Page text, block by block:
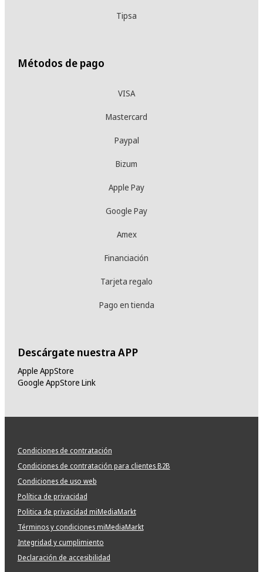
Tipsa
Métodos de pago
VISA
Mastercard
Paypal
Bizum
Apple Pay
Google Pay
Amex
Financiación
Tarjeta regalo
Pago en tienda
Descárgate nuestra APP
Apple AppStore
Google AppStore Link
Condiciones de contratación
Condiciones de contratación para clientes B2B
Condiciones de uso web
Política de privacidad
Politica de privacidad miMediaMarkt
Términos y condiciones miMediaMarkt
Integridad y cumplimiento
Declaración de accesibilidad